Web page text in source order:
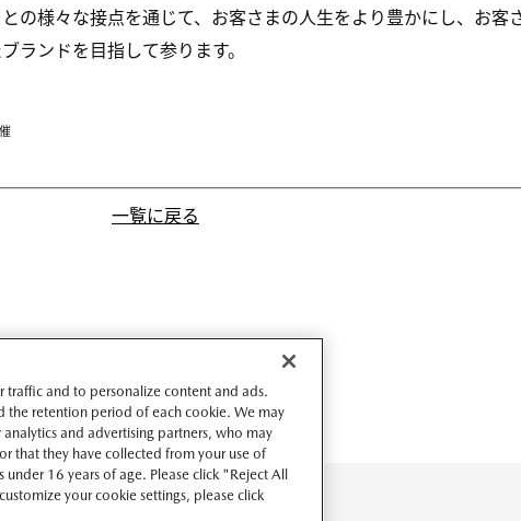
の様々な接点を通じて、お客さまの人生をより豊かにし、お客
ランドを目指して参ります。
一覧に戻る
traffic and to personalize content and ads.
the retention period of each cookie. We may
and advertising partners, who may
that they have collected from your use of
16 years of age. Please click "Reject All
your cookie settings, please click